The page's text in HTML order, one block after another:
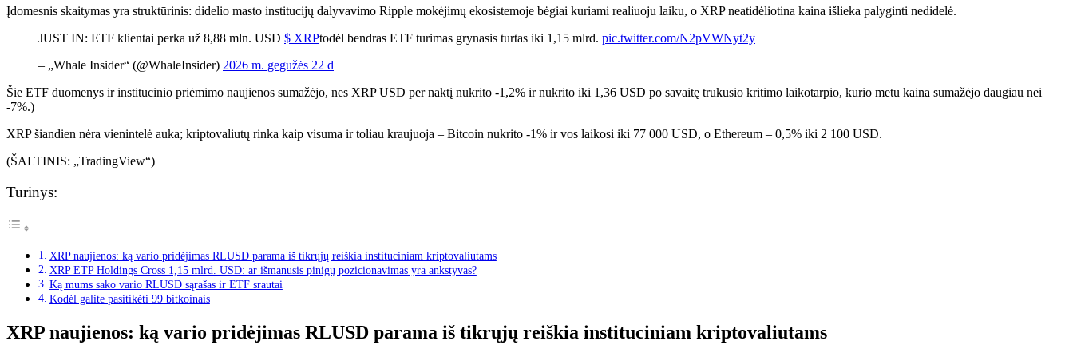
Įdomesnis skaitymas yra struktūrinis: didelio masto institucijų dalyvavimo Ripple mokėjimų ekosistemoje bėgiai kuriami realiuoju laiku, o XRP neatidėliotina kaina išlieka palyginti nedidelė.
JUST IN: ETF klientai perka už 8,88 mln. USD $ XRPtodėl bendras ETF turimas grynasis turtas iki 1,15 mlrd. pic.twitter.com/N2pVWNyt2y
– „Whale Insider“ (@WhaleInsider) 2026 m. gegužės 22 d
Šie ETF duomenys ir institucinio priėmimo naujienos sumažėjo, nes XRP USD per naktį nukrito -1,2% ir nukrito iki 1,36 USD po savaitę trukusio kritimo laikotarpio, kurio metu kaina sumažėjo daugiau nei
-7%.)
XRP šiandien nėra vienintelė auka; kriptovaliutų rinka kaip visuma ir toliau kraujuoja – Bitcoin nukrito -1% ir vos laikosi iki 77 000 USD, o Ethereum – 0,5% iki 2 100 USD.
(ŠALTINIS: „TradingView“)
Turinys:
XRP naujienos: ką vario pridėjimas RLUSD parama iš tikrųjų reiškia instituciniam kriptovaliutams
XRP ETP Holdings Cross 1,15 mlrd. USD: ar išmanusis pinigų pozicionavimas yra ankstyvas?
Ką mums sako vario RLUSD sąrašas ir ETF srautai
Kodėl galite pasitikėti 99 bitkoinais
XRP naujienos: ką vario pridėjimas RLUSD parama iš tikrųjų reiškia instituciniam kriptovaliutams